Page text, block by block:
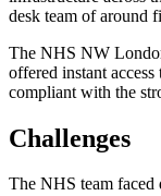
desk team of around
The NHS NW
offered instant
compliant with the
Challenges
The NHS team faced